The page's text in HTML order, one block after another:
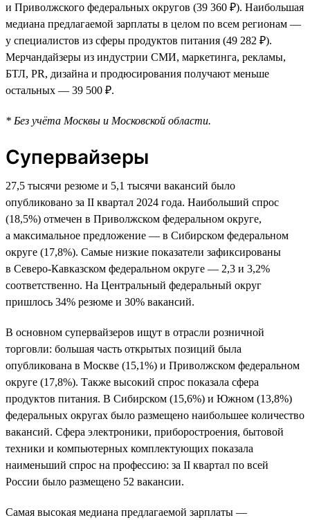
и Приволжского федеральных округов (39 360 ₽). Наибольшая
медиана предлагаемой зарплаты в целом по всем регионам —
у специалистов из сферы продуктов питания (49 282 ₽).
Мерчандайзеры из индустрии СМИ, маркетинга, рекламы,
БТЛ, PR, дизайна и продюсирования получают меньше
остальных — 39 500 ₽.
* Без учёта Москвы и Московской области.
Супервайзеры
27,5 тысячи резюме и 5,1 тысячи вакансий было
опубликовано за II квартал 2024 года. Наибольший спрос
(18,5%) отмечен в Приволжском федеральном округе,
а максимальное предложение — в Сибирском федеральном
округе (17,8%). Самые низкие показатели зафиксированы
в Северо-Кавказском федеральном округе — 2,3 и 3,2%
соответственно. На Центральный федеральный округ
пришлось 34% резюме и 30% вакансий.
В основном супервайзеров ищут в отрасли розничной
торговли: большая часть открытых позиций была
опубликована в Москве (15,1%) и Приволжском федеральном
округе (17,8%). Также высокий спрос показала сфера
продуктов питания. В Сибирском (15,6%) и Южном (13,8%)
федеральных округах было размещено наибольшее количество
вакансий. Сфера электроники, приборостроения, бытовой
техники и компьютерных комплектующих показала
наименьший спрос на профессию: за II квартал по всей
России было размещено 52 вакансии.
Самая высокая медиана предлагаемой зарплаты —